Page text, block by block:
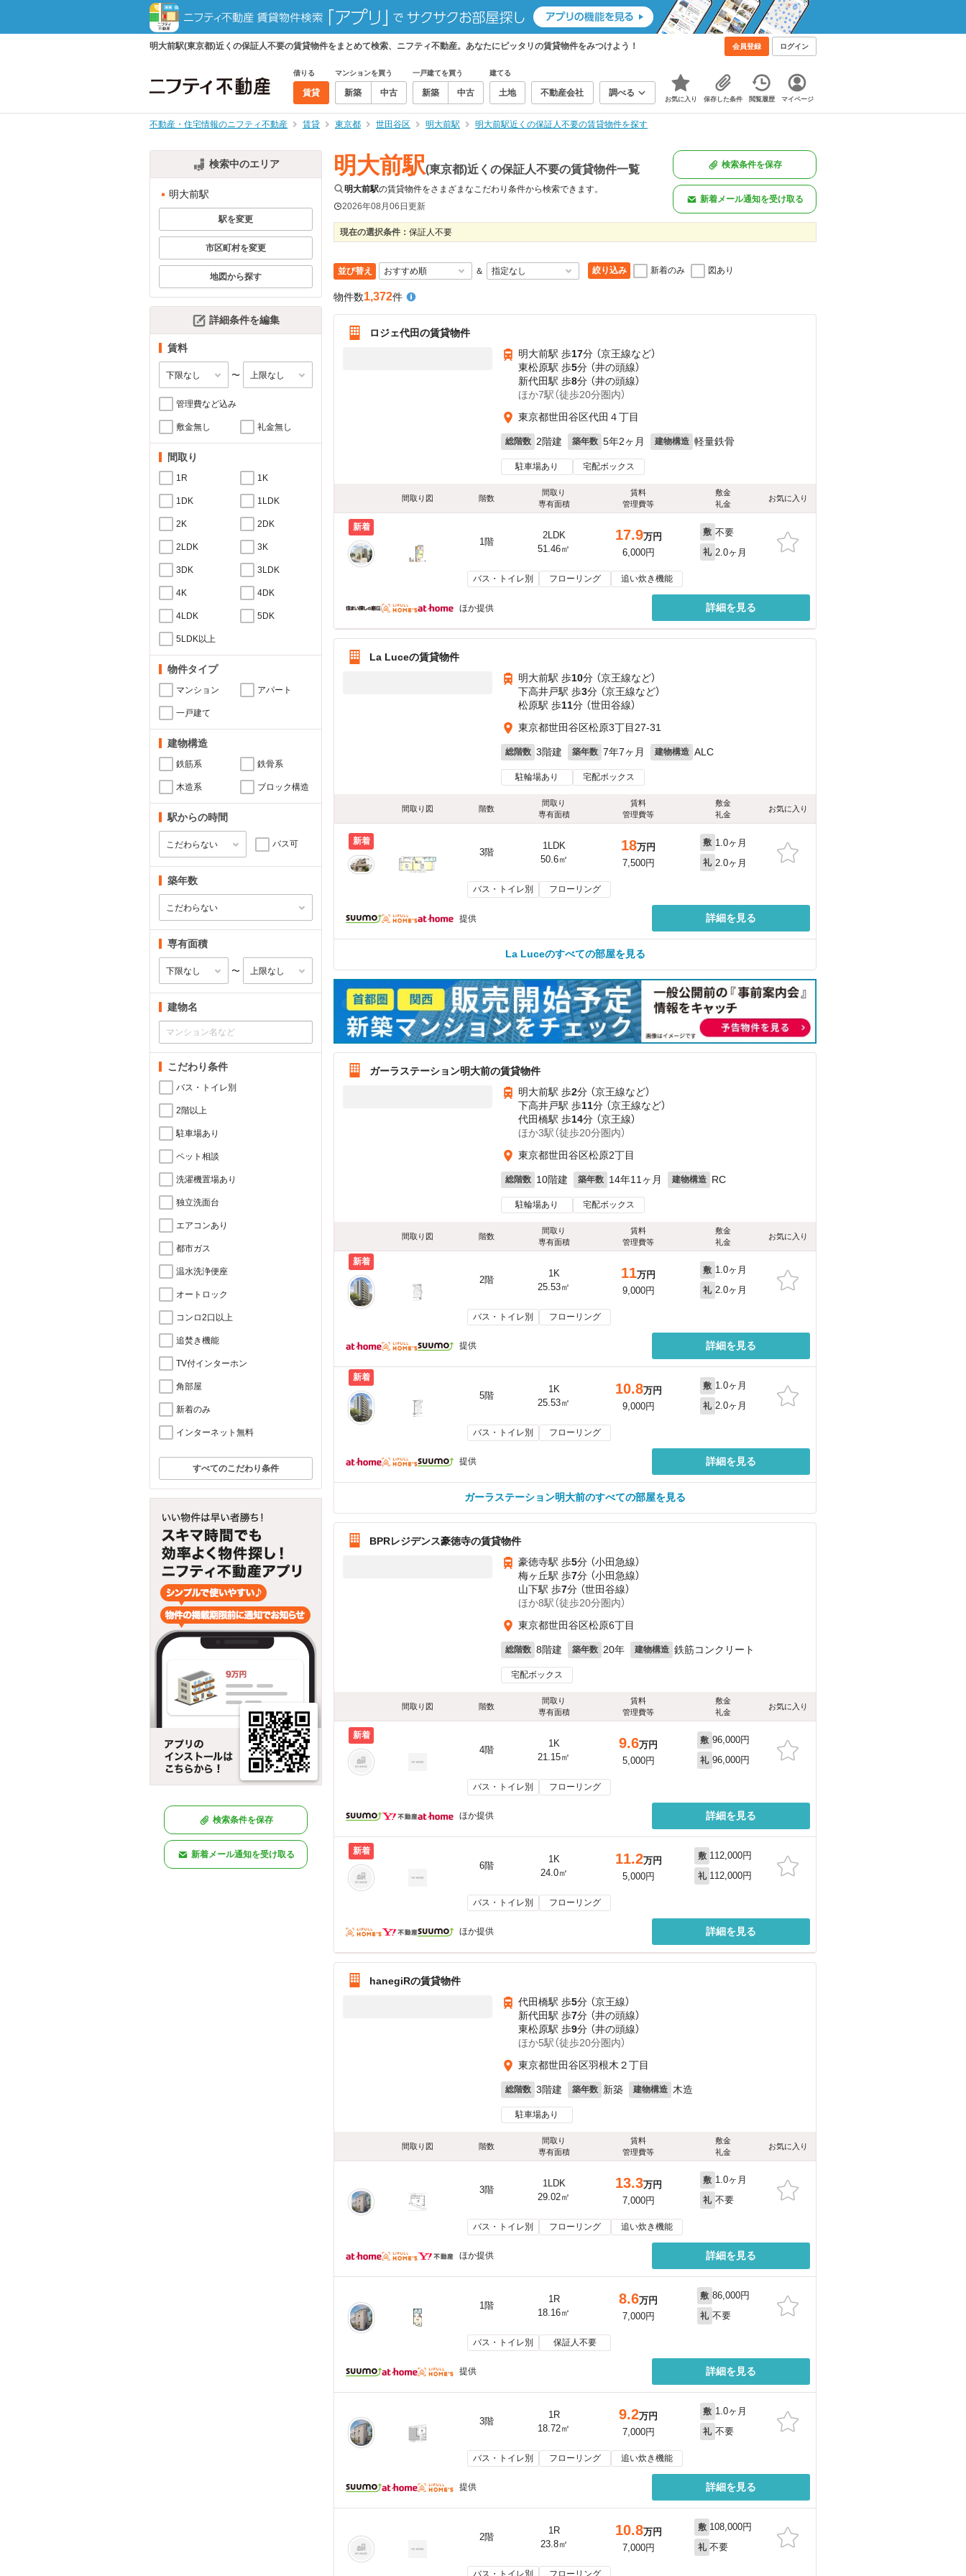
明大前駅(東京都)近くの保証人不要の賃貸物件をまとめて検索、ニフティ不動産。あなたにピッタリの賃貸物件をみつけよう！ 会員登録 ログイン
借りる
賃貸
マンションを買う
新築 中古
一戸建てを買う
新築 中古
建てる
土地 不動産会社 調べる
お気に入り 保存した条件 閲覧履歴 マイページ
不動産・住宅情報のニフティ不動産 賃貸 東京都 世田谷区 明大前駅 明大前駅近くの保証人不要の賃貸物件を探す
検索中のエリア
明大前駅
駅を変更
市区町村を変更
地図から探す
詳細条件を編集
賃料
〜
管理費など込み
敷金無し 礼金無し
間取り
1R 1K
1DK 1LDK
2K 2DK
2LDK 3K
3DK 3LDK
4K 4DK
4LDK 5DK
5LDK以上
物件タイプ
マンション アパート
一戸建て
建物構造
鉄筋系 鉄骨系
木造系 ブロック構造
駅からの時間
バス可
築年数
専有面積
〜
建物名
こだわり条件
バス・トイレ別
2階以上
駐車場あり
ペット相談
洗濯機置場あり
独立洗面台
エアコンあり
都市ガス
温水洗浄便座
オートロック
コンロ2口以上
追焚き機能
TV付インターホン
角部屋
新着のみ
インターネット無料
すべてのこだわり条件
検索条件を保存
新着メール通知を受け取る
明大前駅(東京都)近くの保証人不要の賃貸物件一覧
明大前駅の賃貸物件をさまざまなこだわり条件から検索できます。
2026年08月06日更新
検索条件を保存
新着メール通知を受け取る
現在の選択条件： 保証人不要
並び替え ＆ 絞り込み 新着のみ 図あり
物件数1,372件
ロジェ代田の賃貸物件
明大前駅 歩17分 （京王線など）
東松原駅 歩5分 （井の頭線）
新代田駅 歩8分 （井の頭線）
ほか7駅（徒歩20分圏内）
東京都世田谷区代田４丁目
総階数 2階建 築年数 5年2ヶ月 建物構造 軽量鉄骨
駐車場あり 宅配ボックス
間取り図 階数
間取り
専有面積
賃料
管理費等
敷金
礼金
お気に入り
新着
1階
2LDK
51.46㎡
17.9万円
6,000円
敷 不要
礼 2.0ヶ月
バス・トイレ別 フローリング 追い炊き機能
ほか提供 詳細を見る
La Luceの賃貸物件
明大前駅 歩10分 （京王線など）
下高井戸駅 歩3分 （京王線など）
松原駅 歩11分 （世田谷線）
東京都世田谷区松原3丁目27-31
総階数 3階建 築年数 7年7ヶ月 建物構造 ALC
駐輪場あり 宅配ボックス
間取り図 階数
間取り
専有面積
賃料
管理費等
敷金
礼金
お気に入り
新着
3階
1LDK
50.6㎡
18万円
7,500円
敷 1.0ヶ月
礼 2.0ヶ月
バス・トイレ別 フローリング
提供 詳細を見る
La Luceのすべての部屋を見る
ガーラステーション明大前の賃貸物件
明大前駅 歩2分 （京王線など）
下高井戸駅 歩11分 （京王線など）
代田橋駅 歩14分 （京王線）
ほか3駅（徒歩20分圏内）
東京都世田谷区松原2丁目
総階数 10階建 築年数 14年11ヶ月 建物構造 RC
駐輪場あり 宅配ボックス
間取り図 階数
間取り
専有面積
賃料
管理費等
敷金
礼金
お気に入り
新着
2階
1K
25.53㎡
11万円
9,000円
敷 1.0ヶ月
礼 2.0ヶ月
バス・トイレ別 フローリング
提供 詳細を見る
新着
5階
1K
25.53㎡
10.8万円
9,000円
敷 1.0ヶ月
礼 2.0ヶ月
バス・トイレ別 フローリング
提供 詳細を見る
ガーラステーション明大前のすべての部屋を見る
BPRレジデンス豪徳寺の賃貸物件
豪徳寺駅 歩5分 （小田急線）
梅ヶ丘駅 歩7分 （小田急線）
山下駅 歩7分 （世田谷線）
ほか8駅（徒歩20分圏内）
東京都世田谷区松原6丁目
総階数 8階建 築年数 20年 建物構造 鉄筋コンクリート
宅配ボックス
間取り図 階数
間取り
専有面積
賃料
管理費等
敷金
礼金
お気に入り
新着
4階
1K
21.15㎡
9.6万円
5,000円
敷 96,000円
礼 96,000円
バス・トイレ別 フローリング
ほか提供 詳細を見る
新着
6階
1K
24.0㎡
11.2万円
5,000円
敷 112,000円
礼 112,000円
バス・トイレ別 フローリング
ほか提供 詳細を見る
hanegiRの賃貸物件
代田橋駅 歩5分 （京王線）
新代田駅 歩7分 （井の頭線）
東松原駅 歩9分 （井の頭線）
ほか5駅（徒歩20分圏内）
東京都世田谷区羽根木２丁目
総階数 3階建 築年数 新築 建物構造 木造
駐車場あり
間取り図 階数
間取り
専有面積
賃料
管理費等
敷金
礼金
お気に入り
3階
1LDK
29.02㎡
13.3万円
7,000円
敷 1.0ヶ月
礼 不要
バス・トイレ別 フローリング 追い炊き機能
ほか提供 詳細を見る
1階
1R
18.16㎡
8.6万円
7,000円
敷 86,000円
礼 不要
バス・トイレ別 保証人不要
提供 詳細を見る
3階
1R
18.72㎡
9.2万円
7,000円
敷 1.0ヶ月
礼 不要
バス・トイレ別 フローリング 追い炊き機能
提供 詳細を見る
2階
1R
23.8㎡
10.8万円
7,000円
敷 108,000円
礼 不要
バス・トイレ別 フローリング